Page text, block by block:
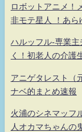
ロボットアニメ！
非モテ星人 ！あら
ハルッフル-専業主
く！初老人の介護
アニゲタレスト（
ナベ的まとめ速報
火浦のシネマッフ
人オカマちゃんの